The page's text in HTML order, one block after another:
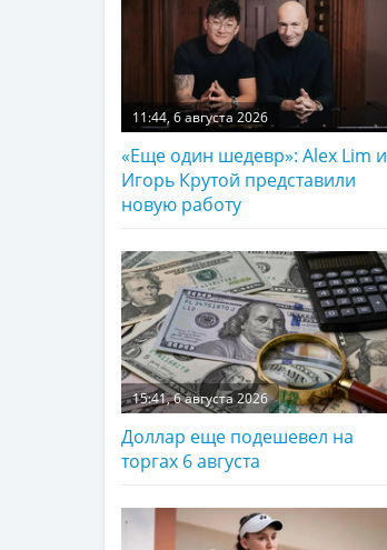
11:44, 6 августа 2026
«Еще один шедевр»: Alex Lim и
Игорь Крутой представили
новую работу
15:41, 6 августа 2026
Доллар еще подешевел на
торгах 6 августа